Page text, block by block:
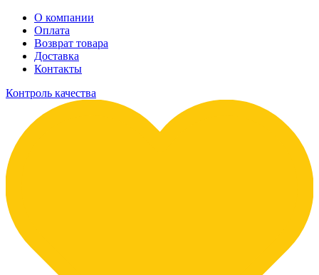
О компании
Оплата
Возврат товара
Доставка
Контакты
Контроль качества